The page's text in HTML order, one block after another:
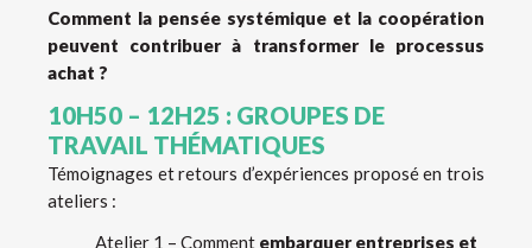
Comment la pensée systémique et la coopération
peuvent contribuer à transformer le processus
achat ?
10H50 – 12H25 : GROUPES DE
TRAVAIL THÉMATIQUES
Témoignages et retours d’expériences proposé en trois
ateliers :
Atelier 1 – Comment embarquer entreprises et